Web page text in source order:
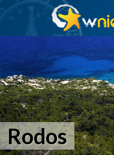
Rodos